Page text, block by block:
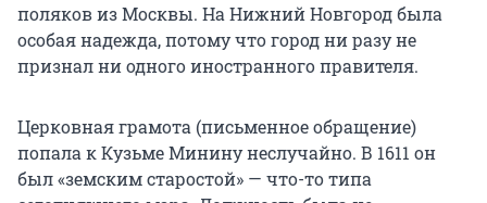
поляков из Москвы. На Нижний Новгород была
особая надежда, потому что город ни разу не
признал ни одного иностранного правителя.
Церковная грамота (письменное обращение)
попала к Кузьме Минину неслучайно. В 1611 он
был «земским старостой» — что-то типа